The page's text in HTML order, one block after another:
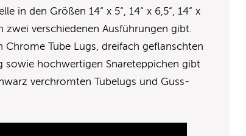
in den Größen 14“ x 5“, 14“ x 6,5“, 14“ x
zwei verschiedenen Ausführungen gibt.
Tube Lugs, dreifach geflanschten
sowie hochwertigen Snareteppichen gibt
verchromten Tubelugs und Guss-